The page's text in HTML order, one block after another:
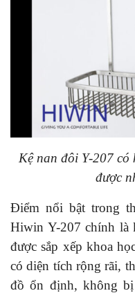
Kệ nan đôi Y-207 có
được
Điểm nổi bật trong
Hiwin Y-207 chính là
được sắp xếp khoa
có diện tích rộng rãi,
đồ ổn định, không